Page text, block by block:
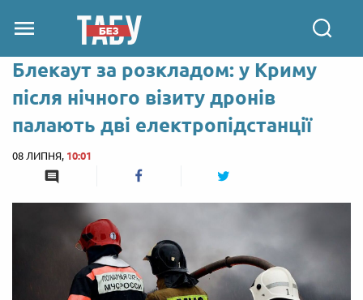
Блекаут за розкладом: у Криму
після нічного візиту дронів
палають дві електропідстанції
08 ЛИПНЯ, 10:01